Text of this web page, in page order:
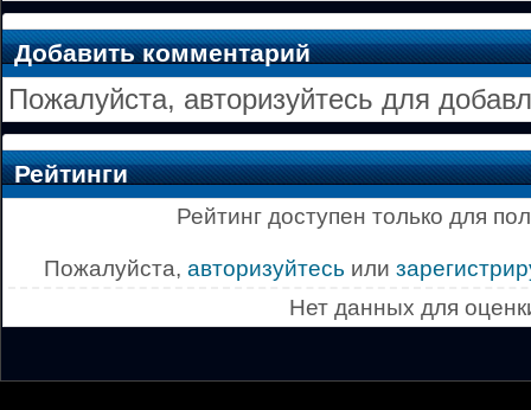
Добавить комментарий
Пожалуйста, авторизуйтесь для
Рейтинги
Рейтинг доступен только для
Пожалуйста, авторизуйтесь или
Нет данных для